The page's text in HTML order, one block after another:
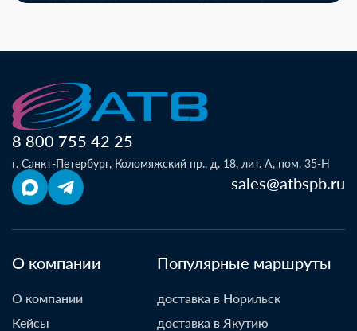
8 800 755 42 25
г. Санкт-Петербург, Коломяжский пр., д. 18, лит. А, пом. 35-Н
sales@atbspb.ru
О компании
О компании
Кейсы
Популярные маршруты
доставка в Норильск
доставка в Якутию